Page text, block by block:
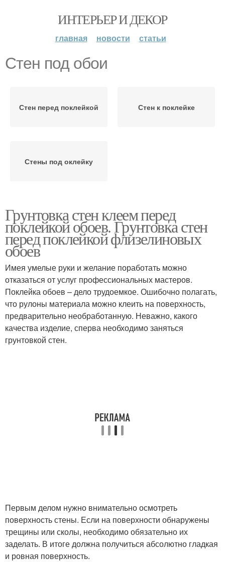
ИНТЕРЬЕР И ДЕКОР
главная новости статьи
Стен под обои
Стен перед поклейкой Стен к поклейке
Стены под оклейку
Грунтовка стен клеем перед
поклейкой обоев. Грунтовка стен
перед поклейкой флизелиновых
обоев
Имея умелые руки и желание поработать можно
отказаться от услуг профессиональных мастеров.
Поклейка обоев – дело трудоемкое. Ошибочно полагать,
что рулоны материала можно клеить на поверхность,
предварительно необработанную. Неважно, какого
качества изделие, сперва необходимо заняться
грунтовкой стен.
Первым делом нужно внимательно осмотреть
поверхность стены. Если на поверхности обнаружены
трещины или сколы, необходимо обязательно их
заделать. В итоге должна получиться абсолютно гладкая
и ровная поверхность.